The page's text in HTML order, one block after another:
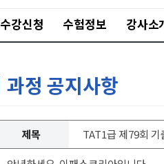
수강신청 수험정보 강사소
과정 공지사항
제목 TAT1급 제79회